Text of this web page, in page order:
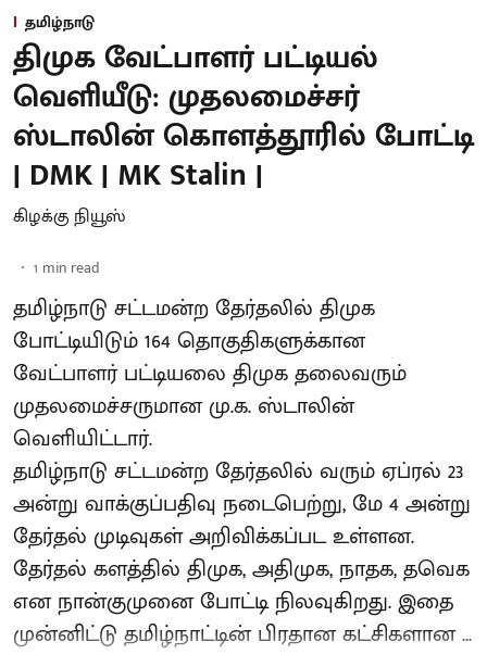
தமிழ்நாடு
திமுக வேட்பாளர் பட்டியல்
வெளியீடு: முதலமைச்சர்
ஸ்டாலின் கொளத்தூரில் போட்டி
| DMK | MK Stalin |
கிழக்கு நியூஸ்
1 min read
தமிழ்நாடு சட்டமன்ற தேர்தலில் திமுக
போட்டியிடும் 164 தொகுதிகளுக்கான
வேட்பாளர் பட்டியலை திமுக தலைவரும்
முதலமைச்சருமான மு.க. ஸ்டாலின்
வெளியிட்டார்.
தமிழ்நாடு சட்டமன்ற தேர்தலில் வரும் ஏப்ரல் 23
அன்று வாக்குப்பதிவு நடைபெற்று, மே 4 அன்று
தேர்தல் முடிவுகள் அறிவிக்கப்பட உள்ளன.
தேர்தல் களத்தில் திமுக, அதிமுக, நாதக, தவெக
என நான்குமுனை போட்டி நிலவுகிறது. இதை
முன்னிட்டு தமிழ்நாட்டின் பிரதான கட்சிகளான ...